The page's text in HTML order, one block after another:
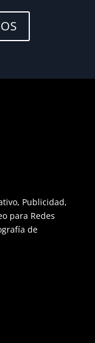
Publicidad,
para Redes
de